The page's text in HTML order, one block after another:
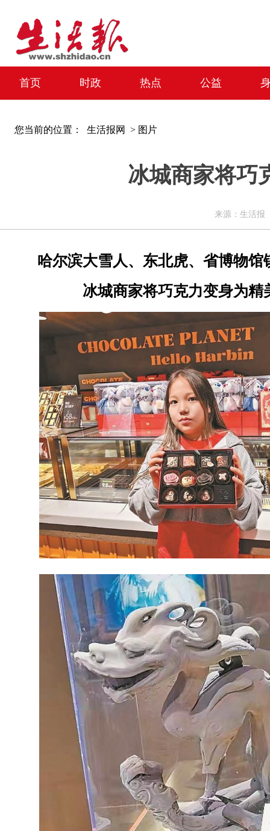
首页 时政 热点 公益
您当前的位置： 生活报网 > 图片
冰城商家将巧
来源：生活
哈尔滨大雪人、东北虎、省博物馆
冰城商家将巧克力变身为精